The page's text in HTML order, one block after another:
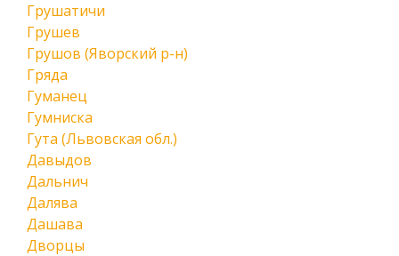
Грушатичи
Грушев
Грушов (Яворский р-н)
Гряда
Гуманец
Гумниска
Гута (Львовская обл.)
Давыдов
Дальнич
Далява
Дашава
Дворцы